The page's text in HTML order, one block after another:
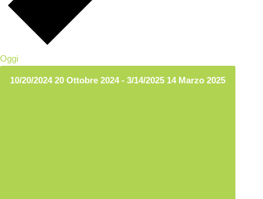
Oggi
10/20/202420 Ottobre 2024- 3/14/2025 14 Marzo 2025